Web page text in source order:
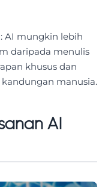
AI mungkin lebih
daripada menulis
khusus dan
manusia.
AI